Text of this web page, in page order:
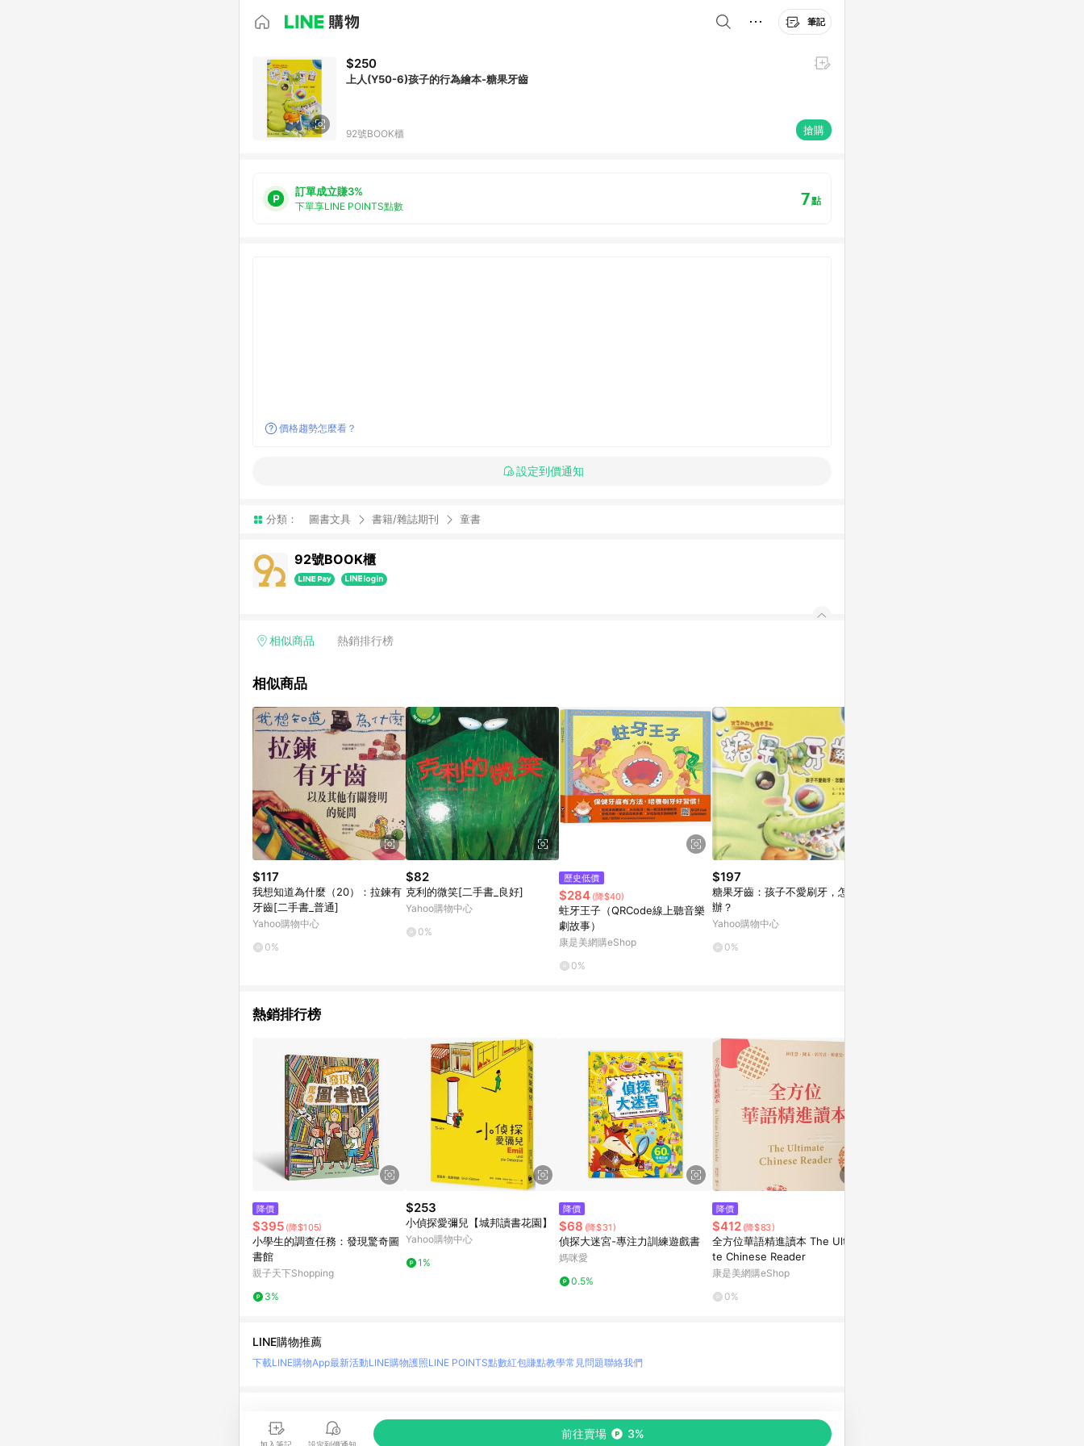
筆記
$250
上人(Y50-6)孩子的行為繪本-糖果牙齒
92號BOOK櫃 搶購
訂單成立賺3%
下單享LINE POINTS點數 7點
價格趨勢怎麼看？
設定到價通知
分類： 圖書文具 書籍/雜誌期刊 童書
92號BOOK櫃
相似商品 熱銷排行榜
相似商品
$117
我想知道為什麼（20）：拉鍊有
牙齒[二手書_普通]
Yahoo購物中心
0%
$82
克利的微笑[二手書_良好]
Yahoo購物中心
0%
歷史低價
$284 (降$40)
蛀牙王子（QRCode線上聽音樂
劇故事）
康是美網購eShop
0%
$197
糖果牙齒：孩子不愛刷牙，怎麼
辦？
Yahoo購物中心
0%
熱銷排行榜
降價
$395 (降$105)
小學生的調查任務：發現驚奇圖
書館
親子天下Shopping
3%
$253
小偵探愛彌兒【城邦讀書花園】
Yahoo購物中心
1%
降價
$68 (降$31)
偵探大迷宮-專注力訓練遊戲書
媽咪愛
0.5%
降價
$412 (降$83)
全方位華語精進讀本 The Ultima
te Chinese Reader
康是美網購eShop
0%
前往賣場 3%
LINE購物推薦
下載LINE購物App最新活動LINE購物護照LINE POINTS點數紅包賺點教學常見問題聯絡我們
LINE 購物是匯集購物情報與商品資訊的整合性平台，並依購物情報中的趨勢與風格做合作網路商家的延伸商品推薦，商品資料更新會有
時間差，請務必點擊商品至各合作網路商家，確認現售價與購物條件，一切資訊以合作廠商網頁為準。